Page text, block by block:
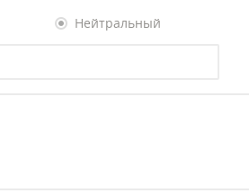
Нейтральный